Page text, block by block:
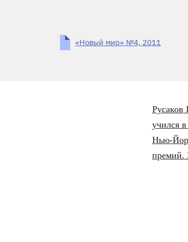
«Новый мир» №4, 2011
Русаков
учился
Нью-
премий.